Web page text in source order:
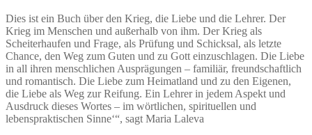
Dies ist ein Buch über den Krieg, die Liebe und die Lehrer. Der
Krieg im Menschen und außerhalb von ihm. Der Krieg als
Scheiterhaufen und Frage, als Prüfung und Schicksal, als letzte
Chance, den Weg zum Guten und zu Gott einzuschlagen. Die Liebe
in all ihren menschlichen Ausprägungen – familiär, freundschaftlich
und romantisch. Die Liebe zum Heimatland und zu den Eigenen,
die Liebe als Weg zur Reifung. Ein Lehrer in jedem Aspekt und
Ausdruck dieses Wortes – im wörtlichen, spirituellen und
lebenspraktischen Sinne‘“, sagt Maria Laleva